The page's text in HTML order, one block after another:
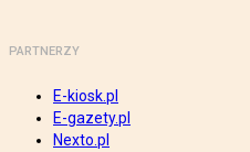
PARTNERZY
E-kiosk.pl
E-gazety.pl
Nexto.pl